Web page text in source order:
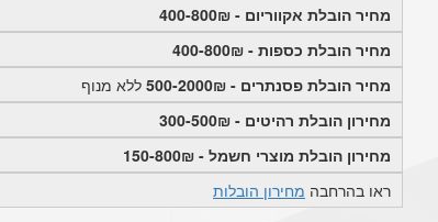
מחיר הובלת אקווריום - 400-800₪
מחיר הובלת כספות - 400-800₪
מחיר הובלת פסנתרים - 500-2000₪
ללא מנוף
מחירון הובלת רהיטים - 300-500₪
מחירון הובלת מוצרי חשמל - 150-800₪
ראו בהרחבה מחירון הובלות